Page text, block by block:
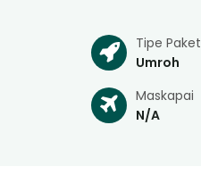
Tipe Paket
Umroh
Maskapai
N/A